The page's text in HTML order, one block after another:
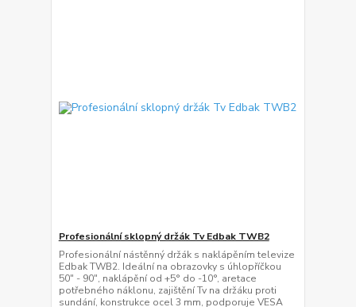
Profesionální sklopný držák Tv Edbak TWB2
Profesionální nástěnný držák s naklápěním televize
Edbak TWB2. Ideální na obrazovky s úhlopříčkou
50" - 90", naklápění od +5° do -10°, aretace
potřebného náklonu, zajištění Tv na držáku proti
sundání, konstrukce ocel 3 mm, podporuje VESA